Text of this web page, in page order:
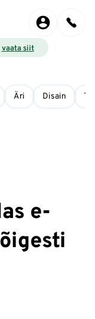
vaata siit
Äri Disain
e-